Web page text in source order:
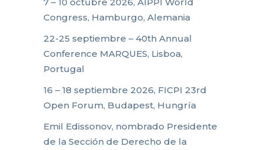
Congress, Hamburgo, Alemania
22-25 septiembre – 40th Annual
Conference MARQUES, Lisboa,
Portugal
16 – 18 septiembre 2026, FICPI 23rd
Open Forum, Budapest, Hungría
Emil Edissonov, nombrado Presidente
de la Sección de Derecho de la